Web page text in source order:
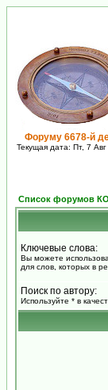
Форуму 6678-й
Текущая дата: Пт, 7
Список форумов
Ключевые слова:
Вы можете
для слов, которых в
Поиск по автору:
Используйте * в